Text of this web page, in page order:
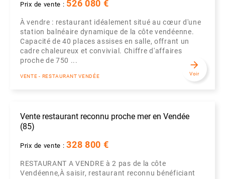
Prix de vente : 526 080 €
À vendre : restaurant idéalement situé au cœur d'une
station balnéaire dynamique de la côte vendéenne.
Capacité de 40 places assises en salle, offrant un
cadre chaleureux et convivial. Chiffre d'affaires
proche de 750 ...
VENTE - RESTAURANT VENDÉE
arrow_forward
Voir
Vente restaurant reconnu proche mer en Vendée
(85)
Prix de vente :328 800 €
RESTAURANT A VENDRE à 2 pas de la côte
Vendéenne,À saisir, restaurant reconnu bénéficiant